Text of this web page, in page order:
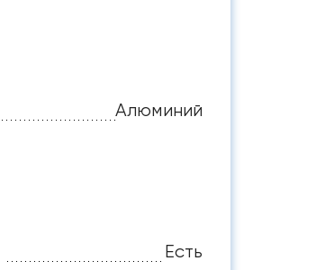
Алюминий
Есть